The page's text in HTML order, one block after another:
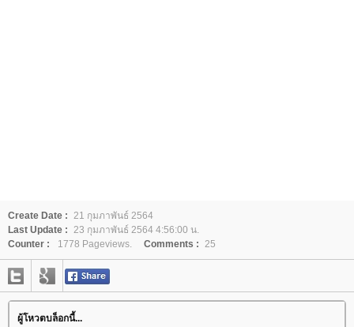
Create Date : 21 กุมภาพันธ์ 2564
Last Update : 23 กุมภาพันธ์ 2564 4:56:00 น.
Counter :
1778 Pageviews. Comments : 25
ผู้โหวตบล็อกนี้...